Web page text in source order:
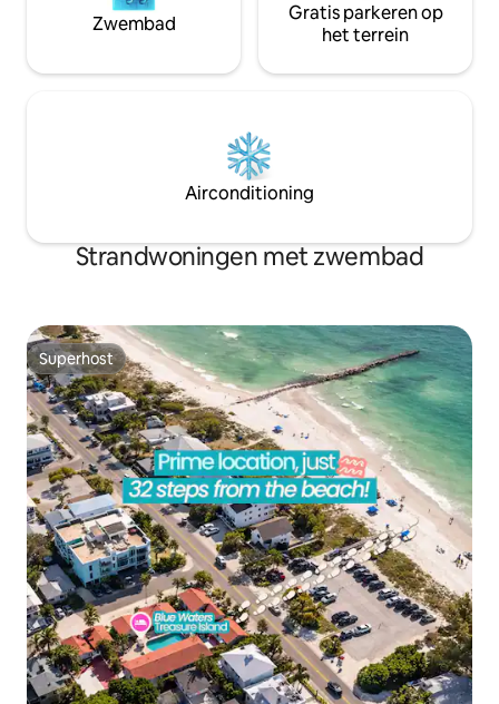
Zwembad
Gratis parkeren op
het terrein
Airconditioning
Strandwoningen met zwembad
Superhost
Superhost